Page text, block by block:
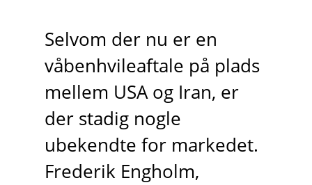
Selvom der nu er en
våbenhvileaftale på plads
mellem USA og Iran, er
der stadig nogle
ubekendte for markedet.
Frederik Engholm,